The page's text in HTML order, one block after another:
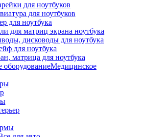
для ноутбуков
для ноутбуков
для ноутбука
для матриц экрана ноутбука
дисководы для ноутбука
для ноутбука
матрица для ноутбука
Медицинское